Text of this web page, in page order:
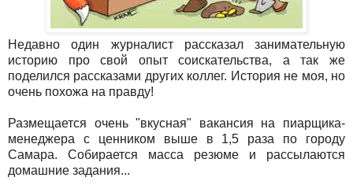
Недавно один журналист рассказал занимательную
историю про свой опыт соискательства, а так же
поделился рассказами других коллег. История не моя, но
очень похожа на правду!
Размещается очень "вкусная" вакансия на пиарщика-
менеджера с ценником выше в 1,5 раза по городу
Самара. Собирается масса резюме и рассылаются
домашние задания...